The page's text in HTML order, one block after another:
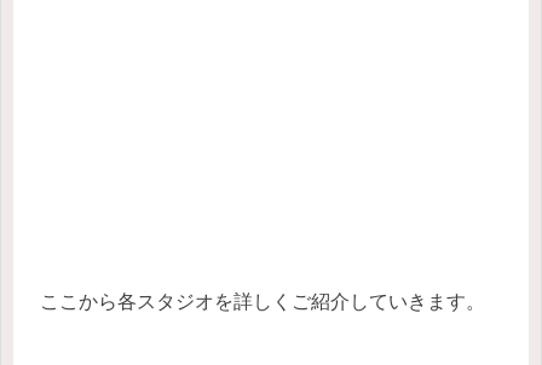
ここから各スタジオを詳しくご紹介していきます。